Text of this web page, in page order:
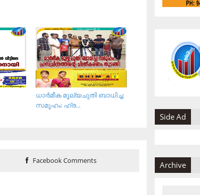
ധാർമീക മൂല്യചുതി ബാധിച്ച
സമൂഹം: ഹ്ര...
Facebook Comments
Side Ad
Archive